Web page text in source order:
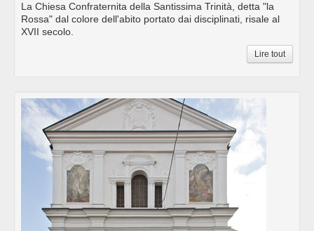
La Chiesa Confraternita della Santissima Trinità, detta "la
Rossa" dal colore dell'abito portato dai disciplinati, risale al
XVII secolo.
Lire tout